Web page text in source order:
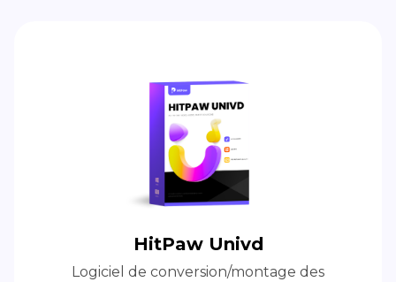
HitPaw Univd
Logiciel de conversion/montage des